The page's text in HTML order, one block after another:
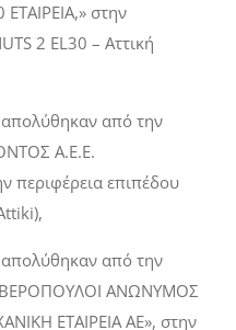
στην
2 EL30 – Αττική
από την
Α.Ε.Ε.
επιπέδου
από την
ΒΕΡΟΠΟΥΛΟΙ ΑΝΩΝΥΜΟΣ
ΕΤΑΙΡΕΙΑ ΑΕ», στην